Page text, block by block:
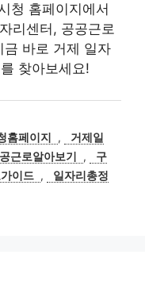
청 홈페이지에서
리센터, 공공근로
금 바로 거제 일자
찾아보세요!
홈페이지 ,
거제일
근로알아보기 ,
구
이드 ,
일자리총정